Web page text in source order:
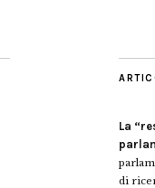
La
di